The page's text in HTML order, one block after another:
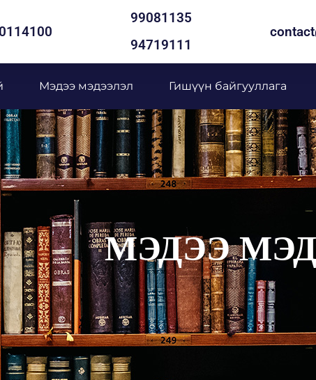
99081135
94719111
Мэдээ мэдээлэл Гишүүн байгууллага
МЭДЭЭ